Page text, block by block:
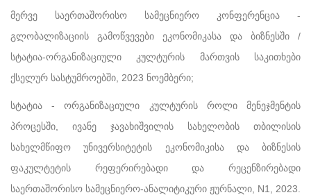
მერვე საერთაშორისო სამეცნიერო კონფერენცია -
გლობალიზაციის გამოწვევები ეკონომიკასა და ბიზნესში /
სტატია-ორგანიზაციული კულტურის მართვის საკითხები
ქსელურ სასტუმროებში, 2023 ნოემბერი;
სტატია - ორგანიზაციული კულტურის როლი მენეჯმენტის
პროცესში, ივანე ჯავახიშვილის სახელობის თბილისის
სახელმწიფო უნივერსიტეტის ეკონომიკისა და ბიზნესის
ფაკულტეტის რეფერირებადი და რეცენზირებადი
საერთაშორისო სამეცნიერო-ანალიტიკური ჟურნალი, N1, 2023.